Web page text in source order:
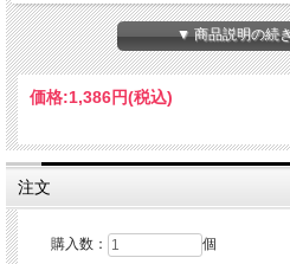
SIGN 4. THE BOOK I READ 5. STAY
WANT TO BE WITH THE GIRLS 8. THE
TO TOWN 10. LOVE - BUILDING ON FIRE
13. NEW FEELING 14. PULLED UP 15.
RIVER 17. THANK YOU FOR SENDING ME
David Byrne - vocals, guitar Jerry Harrison -
▼ 商品説明の続
価格:1,386円(税込)
注文
購入数： 個